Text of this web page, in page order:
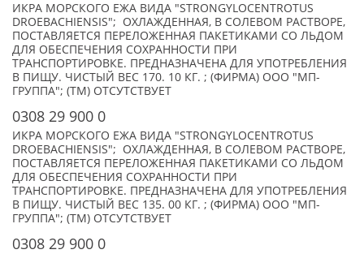
ИКРА МОРСКОГО ЕЖА ВИДА "STRONGYLOCENTROTUS
DROEBACHIENSIS"; ОХЛАЖДЕННАЯ, В СОЛЕВОМ РАСТВОРЕ,
ПОСТАВЛЯЕТСЯ ПЕРЕЛОЖЕННАЯ ПАКЕТИКАМИ СО ЛЬДОМ
ДЛЯ ОБЕСПЕЧЕНИЯ СОХРАННОСТИ ПРИ
ТРАНСПОРТИРОВКЕ. ПРЕДНАЗНАЧЕНА ДЛЯ УПОТРЕБЛЕНИЯ
В ПИЩУ. ЧИСТЫЙ ВЕС 170. 10 КГ. ; (ФИРМА) ООО "МП-
ГРУППА"; (TM) ОТСУТСТВУЕТ
0308 29 900 0
ИКРА МОРСКОГО ЕЖА ВИДА "STRONGYLOCENTROTUS
DROEBACHIENSIS"; ОХЛАЖДЕННАЯ, В СОЛЕВОМ РАСТВОРЕ,
ПОСТАВЛЯЕТСЯ ПЕРЕЛОЖЕННАЯ ПАКЕТИКАМИ СО ЛЬДОМ
ДЛЯ ОБЕСПЕЧЕНИЯ СОХРАННОСТИ ПРИ
ТРАНСПОРТИРОВКЕ. ПРЕДНАЗНАЧЕНА ДЛЯ УПОТРЕБЛЕНИЯ
В ПИЩУ. ЧИСТЫЙ ВЕС 135. 00 КГ. ; (ФИРМА) ООО "МП-
ГРУППА"; (TM) ОТСУТСТВУЕТ
0308 29 900 0